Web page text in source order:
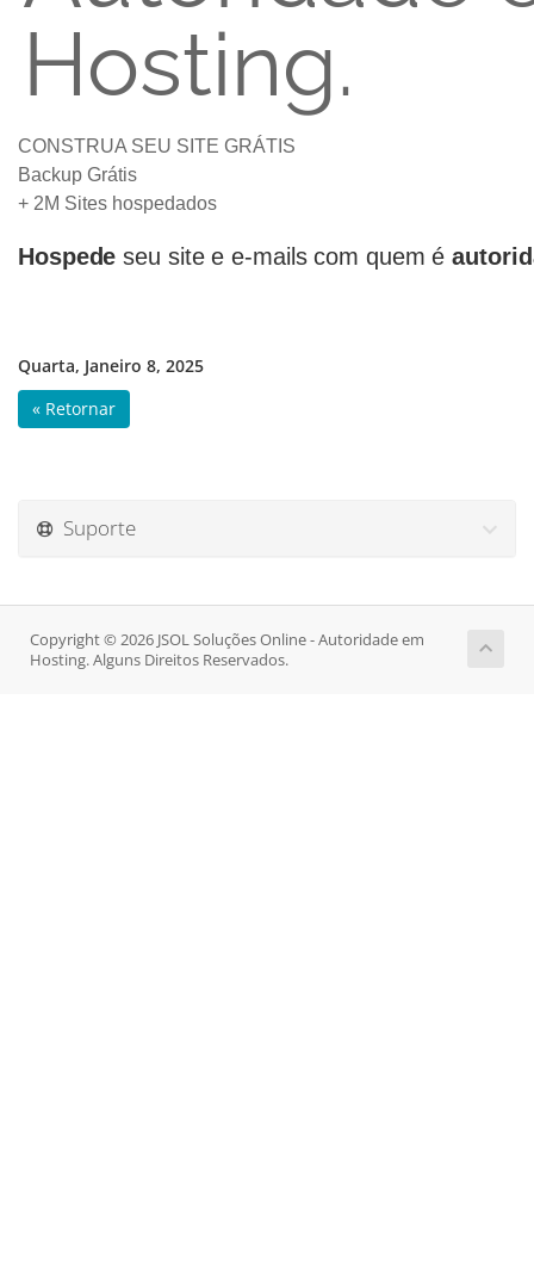
Hosting.
CONSTRUA SEU SITE GRÁTIS
Backup Grátis
+ 2M Sites hospedados
Hospede seu site e e-mails com quem é
Quarta, Janeiro 8, 2025
« Retornar
Suporte
Copyright © 2026 JSOL Soluções Online - Autoridade em
Hosting. Alguns Direitos Reservados.